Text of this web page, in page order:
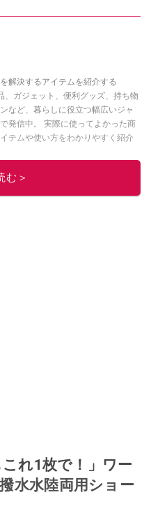
解決するアイテムを紹介する
、ガジェット、便利グッズ、持ち物
など、暮らしに役立つ幅広いジャ
で発信中。 実際に使ってよかった商
テムや使い方をわかりやすく紹介
チオシストの他の記事を読む
む＞
れ1枚で！」ワー
水水陸両用ショー